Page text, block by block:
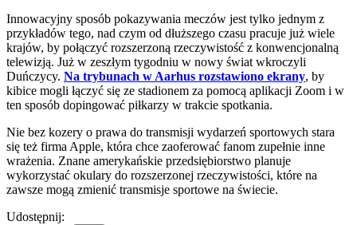
Innowacyjny sposób pokazywania meczów jest tylko jednym z
przykładów tego, nad czym od dłuższego czasu pracuje już wiele
krajów, by połączyć rozszerzoną rzeczywistość z konwencjonalną
telewizją. Już w zeszłym tygodniu w nowy świat wkroczyli
Duńczycy. Na trybunach w Aarhus rozstawiono ekrany, by
kibice mogli łączyć się ze stadionem za pomocą aplikacji Zoom i w
ten sposób dopingować piłkarzy w trakcie spotkania.
Nie bez kozery o prawa do transmisji wydarzeń sportowych stara
się też firma Apple, która chce zaoferować fanom zupełnie inne
wrażenia. Znane amerykańskie przedsiębiorstwo planuje
wykorzystać okulary do rozszerzonej rzeczywistości, które na
zawsze mogą zmienić transmisje sportowe na świecie.
Udostępnij: